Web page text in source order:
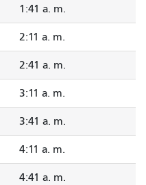
1:41 a. m.
2:11 a. m.
2:41 a. m.
3:11 a. m.
3:41 a. m.
4:11 a. m.
4:41 a. m.